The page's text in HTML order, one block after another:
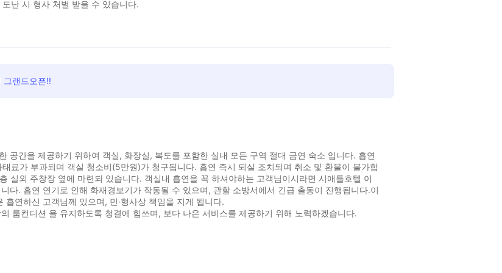
난 시 형사 처벌 받을 수 있습니다.
랜드오픈!!
공간을 제공하기 위하여 객실, 화장실, 복도를 포함한 실내 모든 구역 절대 금연 숙소 입니다. 흡연
료가 부과되며 객실 청소비(5만원)가 청구됩니다. 흡연 즉시 퇴실 조치되며 취소 및 환불이 불가합
실외 주창장 옆에 마련되 있습니다. 객실내 흡연을 꼭 하셔야하는 고객님이시라면 시애틀호텔 이
다. 흡연 연기로 인해 화재경보기가 작동될 수 있으며, 관할 소방서에서 긴급 출동이 진행됩니다.이
흡연하신 고객님께 있으며, 민·형사상 책임을 지게 됩니다.
룸컨디션 을 유지하도록 청결에 힘쓰며, 보다 나은 서비스를 제공하기 위해 노력하겠습니다.